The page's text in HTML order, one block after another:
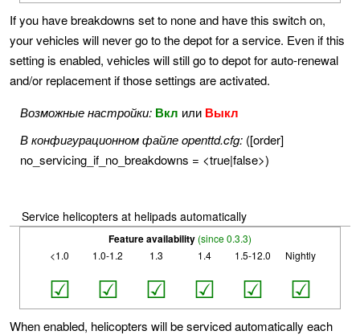
If you have breakdowns set to none and have this switch on,
your vehicles will never go to the depot for a service. Even if this
setting is enabled, vehicles will still go to depot for auto-renewal
and/or replacement if those settings are activated.
Возможные настройки: Вкл или Выкл
В конфигурационном файле openttd.cfg: ([order]
no_servicing_if_no_breakdowns = <true|false>)
Service helicopters at helipads automatically
Feature availability (since 0.3.3)
<1.0
☑
1.0-1.2
☑
1.3
☑
1.4
☑
1.5-12.0
☑
Nightly
☑
When enabled, helicopters will be serviced automatically each